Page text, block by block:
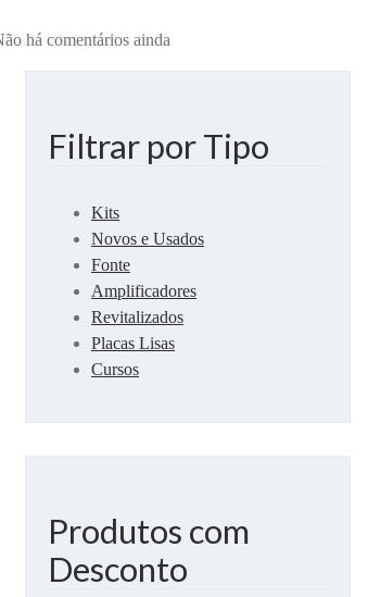
há comentários ainda
Filtrar por Tipo
Kits
Novos e Usados
Fonte
Amplificadores
Revitalizados
Placas Lisas
Cursos
Produtos com
Desconto